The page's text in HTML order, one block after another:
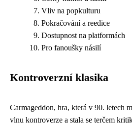
Vliv na popkulturu
Pokračování a reedice
Dostupnost na platformách
Pro fanoušky násilí
Kontroverzní klasika
Carmageddon, hra, která v 90. letech
vlnu kontroverze a stala se terčem